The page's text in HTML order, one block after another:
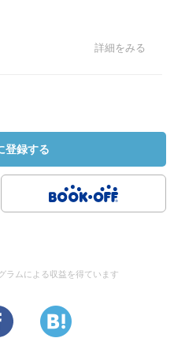
詳細をみる
登録する
ラムによる収益を得ています